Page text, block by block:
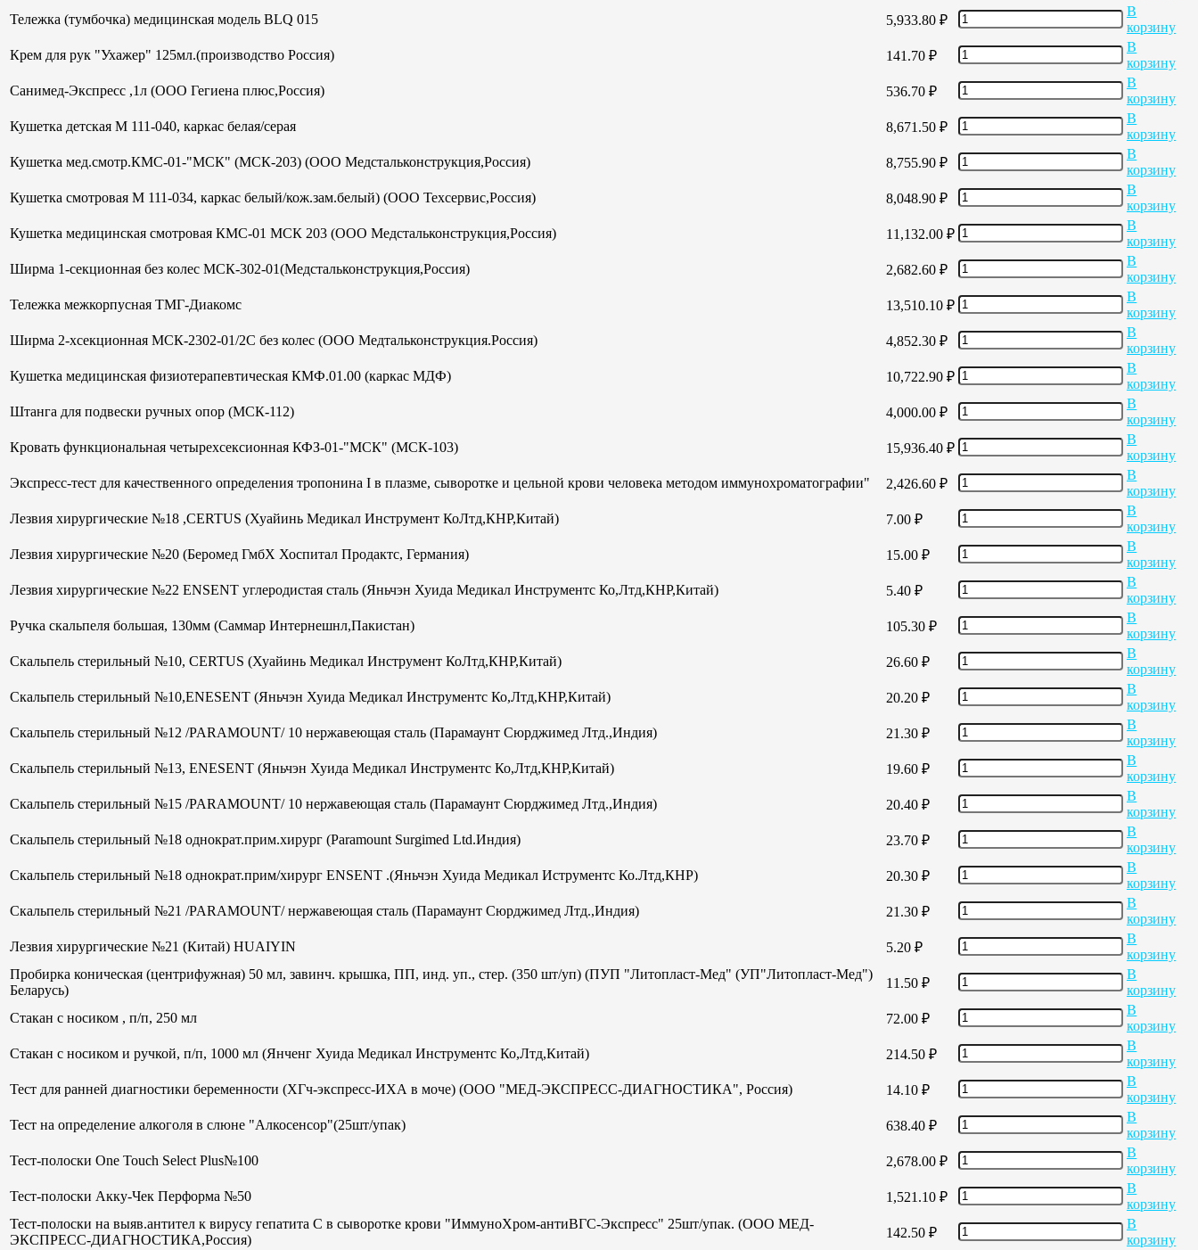
Тележка (тумбочка) медицинская модель BLQ 015
5,933.80 ₽
В
корзину
Крем для рук "Ухажер" 125мл.(производство Россия)
141.70 ₽
В
корзину
Санимед-Экспресс ,1л (ООО Гегиена плюс,Россия)
536.70 ₽
В
корзину
Кушетка детская М 111-040, каркас белая/серая
8,671.50 ₽
В
корзину
Кушетка мед.смотр.КМС-01-"МСК" (МСК-203) (ООО Медстальконструкция,Россия)
8,755.90 ₽
В
корзину
Кушетка смотровая М 111-034, каркас белый/кож.зам.белый) (ООО Техсервис,Россия)
8,048.90 ₽
В
корзину
Кушетка медицинская смотровая КМС-01 МСК 203 (ООО Медстальконструкция,Россия)
11,132.00 ₽
В
корзину
Ширма 1-секционная без колес МСК-302-01(Медстальконструкция,Россия)
2,682.60 ₽
В
корзину
Тележка межкорпусная ТМГ-Диакомс
13,510.10 ₽
В
корзину
Ширма 2-хсекционная МСК-2302-01/2С без колес (ООО Медтальконструкция.Россия)
4,852.30 ₽
В
корзину
Кушетка медицинская физиотерапевтическая КМФ.01.00 (каркас МДФ)
10,722.90 ₽
В
корзину
Штанга для подвески ручных опор (МСК-112)
4,000.00 ₽
В
корзину
Кровать функциональная четырехсексионная КФЗ-01-"МСК" (МСК-103)
15,936.40 ₽
В
корзину
Экспресс-тест для качественного определения тропонина I в плазме, сыворотке и цельной крови человека методом иммунохроматографии"
2,426.60 ₽
В
корзину
Лезвия хирургические №18 ,CERTUS (Хуайинь Медикал Инструмент КоЛтд,КНР,Китай)
7.00 ₽
В
корзину
Лезвия хирургические №20 (Беромед ГмбХ Хоспитал Продактс, Германия)
15.00 ₽
В
корзину
Лезвия хирургические №22 ENSENT углеродистая сталь (Яньчэн Хуида Медикал Инструментс Ко,Лтд,КНР,Китай)
5.40 ₽
В
корзину
Ручка скальпеля большая, 130мм (Саммар Интернешнл,Пакистан)
105.30 ₽
В
корзину
Скальпель стерильный №10, CERTUS (Хуайинь Медикал Инструмент КоЛтд,КНР,Китай)
26.60 ₽
В
корзину
Скальпель стерильный №10,ENESENT (Яньчэн Хуида Медикал Инструментс Ко,Лтд,КНР,Китай)
20.20 ₽
В
корзину
Скальпель стерильный №12 /PARAMOUNT/ 10 нержавеющая сталь (Парамаунт Сюрджимед Лтд.,Индия)
21.30 ₽
В
корзину
Скальпель стерильный №13, ENESENT (Яньчэн Хуида Медикал Инструментс Ко,Лтд,КНР,Китай)
19.60 ₽
В
корзину
Скальпель стерильный №15 /PARAMOUNT/ 10 нержавеющая сталь (Парамаунт Сюрджимед Лтд.,Индия)
20.40 ₽
В
корзину
Скальпель стерильный №18 однократ.прим.хирург (Paramount Surgimed Ltd.Индия)
23.70 ₽
В
корзину
Скальпель стерильный №18 однократ.прим/хирург ENSENT .(Яньчэн Хуида Медикал Иструментс Ко.Лтд,КНР)
20.30 ₽
В
корзину
Скальпель стерильный №21 /PARAMOUNT/ нержавеющая сталь (Парамаунт Сюрджимед Лтд.,Индия)
21.30 ₽
В
корзину
Лезвия хирургические №21 (Китай) HUAIYIN
5.20 ₽
В
корзину
Пробирка коническая (центрифужная) 50 мл, завинч. крышка, ПП, инд. уп., стер. (350 шт/уп) (ПУП "Литопласт-Мед" (УП"Литопласт-Мед")
Беларусь)
11.50 ₽
В
корзину
Стакан с носиком , п/п, 250 мл
72.00 ₽
В
корзину
Стакан с носиком и ручкой, п/п, 1000 мл (Янченг Хуида Медикал Инструментс Ко,Лтд,Китай)
214.50 ₽
В
корзину
Тест для ранней диагностики беременности (ХГч-экспресс-ИХА в моче) (ООО "МЕД-ЭКСПРЕСС-ДИАГНОСТИКА", Россия)
14.10 ₽
В
корзину
Тест на определение алкоголя в слюне "Алкосенсор"(25шт/упак)
638.40 ₽
В
корзину
Тест-полоски One Touch Select Plus№100
2,678.00 ₽
В
корзину
Тест-полоски Акку-Чек Перформа №50
1,521.10 ₽
В
корзину
Тест-полоски на выяв.антител к вирусу гепатита С в сыворотке крови "ИммуноХром-антиВГС-Экспресс" 25шт/упак. (ООО МЕД-
ЭКСПРЕСС-ДИАГНОСТИКА,Россия)
142.50 ₽
В
корзину